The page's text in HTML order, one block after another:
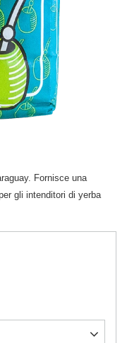
Fornisce una
gli intenditori di yerba